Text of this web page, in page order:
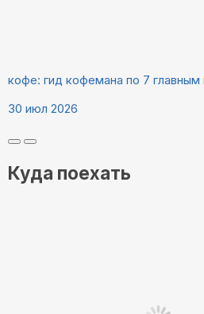
кофе: гид кофемана по 7
30 июл 2026
Куда поехать